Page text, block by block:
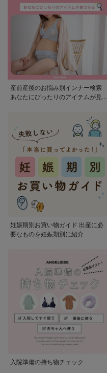
産前産後のお悩み別インナー検索
あなたにぴったりのアイテムが見つ
妊娠期別お買い物ガイド 出産に必
要なものを妊娠期別に紹介
入院準備の持ち物チェック